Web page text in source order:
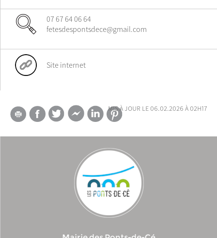
07 67 64 06 64
fetesdespontsdece@gmail.com
Site internet
mis à jour le 06.02.2026 à 02h17